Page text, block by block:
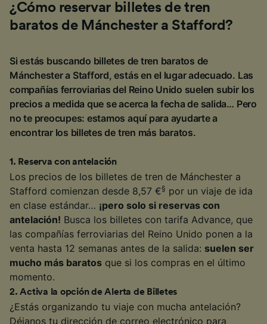
¿Cómo reservar billetes de tren
baratos de Mánchester a Stafford?
Si estás buscando billetes de tren baratos de
Mánchester a Stafford, estás en el lugar adecuado. Las
compañías ferroviarias del Reino Unido suelen subir los
precios a medida que se acerca la fecha de salida… Pero
no te preocupes: estamos aquí para ayudarte a
encontrar los billetes de tren más baratos.
1 . Reserva con antelación
Los precios de los billetes de tren de Mánchester a
Stafford comienzan desde 8,57 €§ por un viaje de ida
en clase estándar… ¡pero solo si reservas con
antelación! Busca los billetes con tarifa Advance, que
las compañías ferroviarias del Reino Unido ponen a la
venta hasta 12 semanas antes de la salida: suelen ser
mucho más baratos que si los compras en el último
momento.
2.Activa la opción de Alerta de Billetes
¿Estás organizando tu viaje con mucha antelación?
Déjanos tu dirección de correo electrónico para